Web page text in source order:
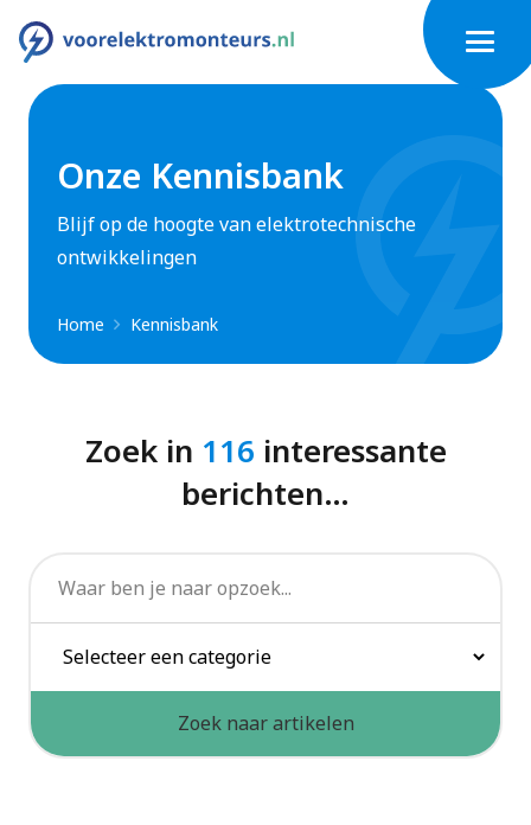
Onze Kennisbank
Blijf op de hoogte van elektrotechnische
ontwikkelingen
Home Kennisbank
Zoek in 116 interessante
berichten…